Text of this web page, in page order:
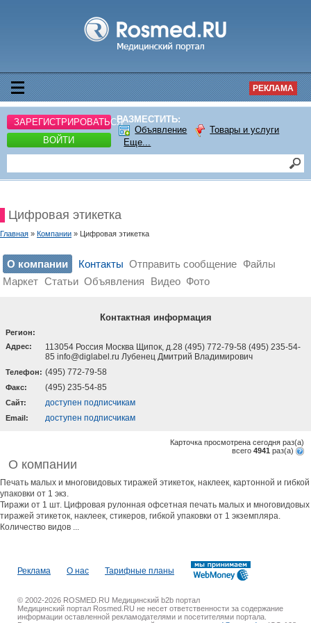
РЕКЛАМА
ЗАРЕГИСТРИРОВАТЬСЯ
ВОЙТИ
РАЗМЕСТИТЬ:
Объявление
Товары и услуги
Еще...
Цифровая этикетка
Главная » Компании » Цифровая этикетка
О компании Контакты Отправить сообщение Файлы
Маркет Статьи Объявления Видео Фото
Контактная информация
Регион:
Адрес:
113054 Россия Москва Щипок, д.28 (495) 772-79-58 (495) 235-54-
85 info@diglabel.ru Лубенец Дмитрий Владимирович
Телефон: (495) 772-79-58
Факс: (495) 235-54-85
Cайт: доступен подписчикам
Email: доступен подписчикам
Карточка просмотрена сегодня раз(a)
всего 4941 раз(a)
О компании
Печать малых и многовидовых тиражей этикеток, наклеек, картонной и гибкой
упаковки от 1 экз.
Тиражи от 1 шт. Цифровая рулонная офсетная печать малых и многовидовых
тиражей этикеток, наклеек, стикеров, гибкой упаковки от 1 экземпляра.
Количество видов ...
Реклама О нас Тарифные планы
© 2002-2026 ROSMED.RU Медицинский b2b портал
Медицинский портал Rosmed.RU не несет ответственности за содержание
информации оставленной рекламодателями и посетителями портала.